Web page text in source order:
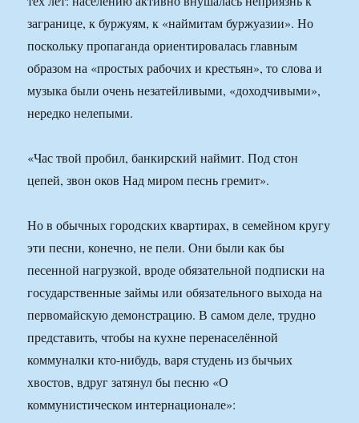
загранице, к буржуям, к «наймитам буржуазии». Но
поскольку пропаганда ориентировалась главным
образом на «простых рабочих и крестьян», то слова и
музыка были очень незатейливыми, «доходчивыми»,
нередко нелепыми.
«Час твой пробил, банкирский наймит. Под стон
цепей, звон оков Над миром песнь гремит».
Но в обычных городских квартирах, в семейном кругу
эти песни, конечно, не пели. Они были как бы
песенной нагрузкой, вроде обязательной подписки на
государственные займы или обязательного выхода на
первомайскую демонстрацию. В самом деле, трудно
представить, чтобы на кухне перенаселённой
коммуналки кто-нибудь, варя студень из бычьих
хвостов, вдруг затянул бы песню «О
коммунистическом интернационале»: